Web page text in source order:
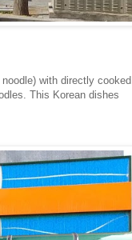
with directly cooked
This Korean dishes